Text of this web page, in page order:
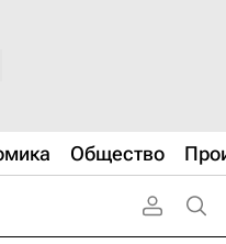
Общество